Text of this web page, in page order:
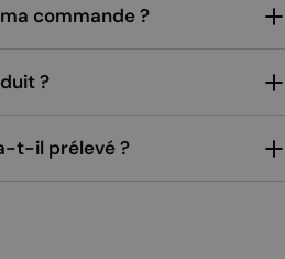
commande ?
?
t-il prélevé ?